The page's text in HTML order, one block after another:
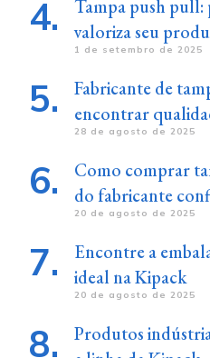
Tampa push pull:
valoriza seu
1 de setembro de 2025
Fabricante de
encontrar
28 de agosto de 2025
Como comprar
do fabricante
20 de agosto de 2025
Encontre a
ideal na Kipack
20 de agosto de 2025
Produtos